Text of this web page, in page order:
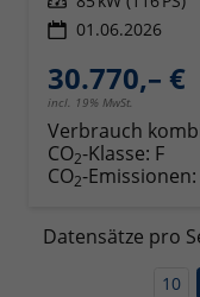
01.06.2026
30.770,– €
incl. 19% MwSt.
Verbrauch
CO2-Klasse: F
CO2-Emissionen:
Datensätze pro
10